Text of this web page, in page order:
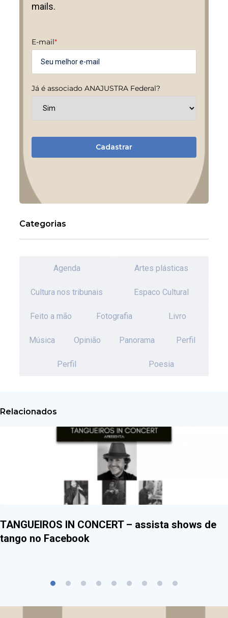
mails.
E-mail*
Já é associado ANAJUSTRA Federal?
Cadastrar
Categorias
Agenda Artes plásticas
Cultura nos tribunais Espaco Cultural
Feito a mão Fotografia Livro
Música Opinião Panorama Perfil
Perfil Poesia
Relacionados
TANGUEIROS IN CONCERT – assista shows de
tango no Facebook